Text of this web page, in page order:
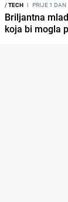
/TECH I PRIJE 1 DAN
Briljantna
koja bi mogla